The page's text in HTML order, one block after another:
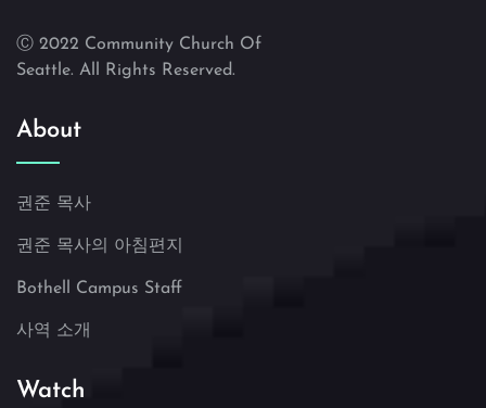
Ⓒ 2022 Community Church Of
Seattle. All Rights Reserved.
About
권준 목사
권준 목사의 아침편지
Bothell Campus Staff
사역 소개
Watch